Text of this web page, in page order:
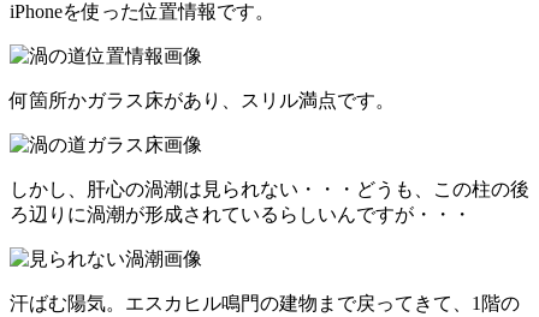
iPhoneを使った位置情報です。
何箇所かガラス床があり、スリル満点です。
しかし、肝心の渦潮は見られない・・・どうも、この柱の後
ろ辺りに渦潮が形成されているらしいんですが・・・
汗ばむ陽気。エスカヒル鳴門の建物まで戻ってきて、1階の